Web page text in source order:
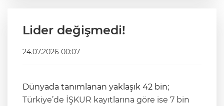
Lider değişmedi!
24.07.2026 00:07
Dünyada tanımlanan yaklaşık 42 bin;
Türkiye’de İŞKUR kayıtlarına göre ise 7 bin